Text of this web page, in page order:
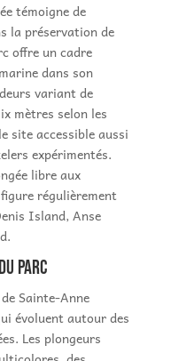
témoigne de
la préservation de
offre un cadre
dans son
variant de
mètres selon les
site accessible aussi
expérimentés.
libre aux
régulièrement
Island, Anse
parc
Sainte-Anne
évoluent autour des
Les plongeurs